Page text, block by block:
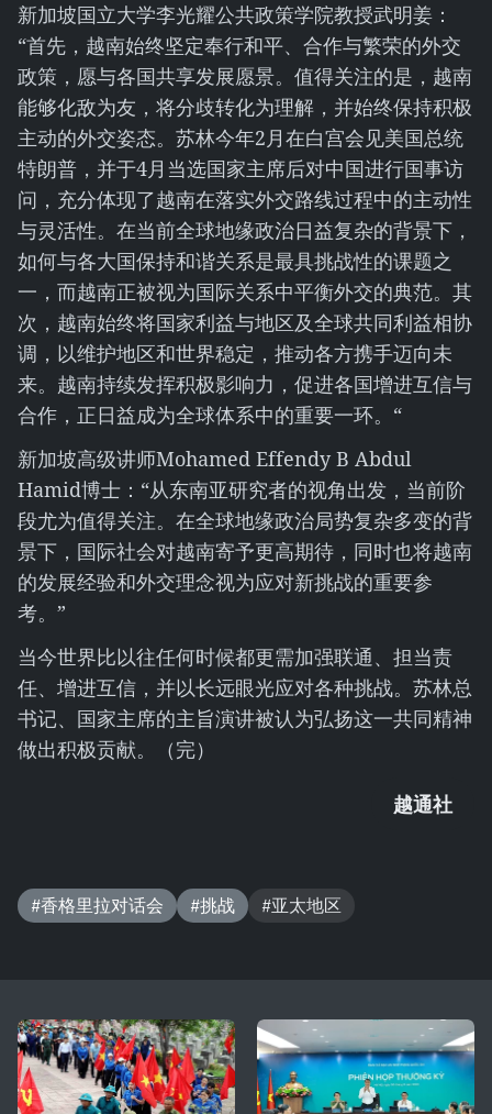
新加坡国立大学李光耀公共政策学院教授武明姜：
“首先，越南始终坚定奉行和平、合作与繁荣的外交
政策，愿与各国共享发展愿景。值得关注的是，越南
能够化敌为友，将分歧转化为理解，并始终保持积极
主动的外交姿态。苏林今年2月在白宫会见美国总统
特朗普，并于4月当选国家主席后对中国进行国事访
问，充分体现了越南在落实外交路线过程中的主动性
与灵活性。在当前全球地缘政治日益复杂的背景下，
如何与各大国保持和谐关系是最具挑战性的课题之
一，而越南正被视为国际关系中平衡外交的典范。其
次，越南始终将国家利益与地区及全球共同利益相协
调，以维护地区和世界稳定，推动各方携手迈向未
来。越南持续发挥积极影响力，促进各国增进互信与
合作，正日益成为全球体系中的重要一环。“
新加坡高级讲师Mohamed Effendy B Abdul
Hamid博士：“从东南亚研究者的视角出发，当前阶
段尤为值得关注。在全球地缘政治局势复杂多变的背
景下，国际社会对越南寄予更高期待，同时也将越南
的发展经验和外交理念视为应对新挑战的重要参
考。”
当今世界比以往任何时候都更需加强联通、担当责
任、增进互信，并以长远眼光应对各种挑战。苏林总
书记、国家主席的主旨演讲被认为弘扬这一共同精神
做出积极贡献。（完）
越通社
#香格里拉对话会 #挑战 #亚太地区